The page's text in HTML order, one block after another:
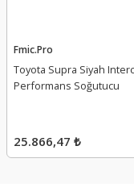
Fmic.Pro
Toyota Supra Siyah
Performans Soğutucu
25.866,47 ₺